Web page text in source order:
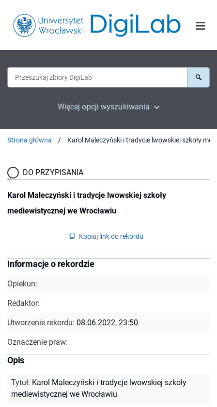
Więcej opcji wyszukiwania
Strona główna
DO PRZYPISANIA
Karol Maleczyński i tradycje lwowskiej szkoły
mediewistycznej we Wrocławiu
Kopiuj link do rekordu
Informacje o rekordzie
Opiekun:
Redaktor:
Utworzenie rekordu: 08.06.2022, 23:50
Oznaczenie praw:
Opis
Tytuł: Karol Maleczyński i tradycje lwowskiej szkoły
mediewistycznej we Wrocławiu